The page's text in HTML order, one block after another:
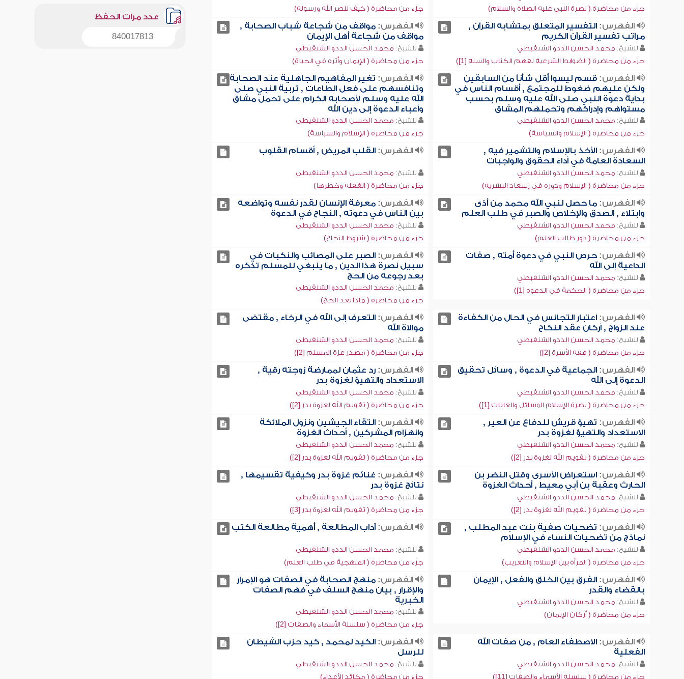
جزء من محاضرة ( نصرة النبي عليه الصلاة والسلام)
جزء من محاضرة ( كيف ننصر الله ورسوله)
الفهرس:التفسير المتعلق بمتشابه القرآن ,
مراتب تفسير القرآن الكريم
للشيخ: محمد الحسن الددو الشنقيطي
جزء من محاضرة ( الضوابط الشرعية لفهم الكتاب والسنة [1])
الفهرس: مواقف من شجاعة شباب الصحابة ,
مواقف من شجاعة أهل الإيمان
للشيخ: محمد الحسن الددو الشنقيطي
جزء من محاضرة ( الإيمان وأثره في الحياة)
الفهرس:قسم ليسوا أقل شأناً من السابقين
ولكن عليهم ضغوط للمجتمع , أقسام الناس في
بداية دعوة النبي صلى الله عليه وسلم بحسب
مستواهم وإدراكهم وتحملهم المشاق
للشيخ: محمد الحسن الددو الشنقيطي
جزء من محاضرة ( الإسلام والسياسة)
الفهرس: تغير المفاهيم الجاهلية عند الصحابة
وتنافسهم على فعل الطاعات , تربية النبي صلى
الله عليه وسلم لأصحابه الكرام على تحمل مشاق
وأعباء الدعوة إلى دين الله
للشيخ: محمد الحسن الددو الشنقيطي
جزء من محاضرة ( الإسلام والسياسة)
الفهرس:الأخذ بالإسلام والتشمير فيه ,
السعادة العامة في أداء الحقوق والواجبات
للشيخ: محمد الحسن الددو الشنقيطي
جزء من محاضرة ( الإسلام ودوره في إسعاد البشرية)
الفهرس: القلب المريض , أقسام القلوب
للشيخ: محمد الحسن الددو الشنقيطي
جزء من محاضرة ( الغفلة وخطرها)
الفهرس:ما حصل لنبي الله محمد من أذى
وابتلاء , الصدق والإخلاص والصبر في طلب العلم
للشيخ: محمد الحسن الددو الشنقيطي
جزء من محاضرة ( دور طالب العلم)
الفهرس: معرفة الإنسان لقدر نفسه وتواضعه
بين الناس في دعوته , النجاح في الدعوة
للشيخ: محمد الحسن الددو الشنقيطي
جزء من محاضرة ( شروط النجاح)
الفهرس:حرص النبي في دعوة أمته , صفات
الداعية إلى الله
للشيخ: محمد الحسن الددو الشنقيطي
جزء من محاضرة ( الحكمة في الدعوة [1])
الفهرس: الصبر على المصائب والنكبات في
سبيل نصرة هذا الدين , ما ينبغي للمسلم تذكره
بعد رجوعه من الحج
للشيخ: محمد الحسن الددو الشنقيطي
جزء من محاضرة ( ماذا بعد الحج)
الفهرس:اعتبار التجانس في الحال من الكفاءة
عند الزواج , أركان عقد النكاح
للشيخ: محمد الحسن الددو الشنقيطي
جزء من محاضرة ( فقه الأسرة [2])
الفهرس: التعرف إلى الله في الرخاء , مقتضى
موالاة الله
للشيخ: محمد الحسن الددو الشنقيطي
جزء من محاضرة ( مصدر عزة المسلم [2])
الفهرس:الجماعية في الدعوة , وسائل تحقيق
الدعوة إلى الله
للشيخ: محمد الحسن الددو الشنقيطي
جزء من محاضرة ( نصرة الإسلام الوسائل والغايات [1])
الفهرس: رد عثمان لممارضة زوجته رقية ,
الاستعداد والتهيؤ لغزوة بدر
للشيخ: محمد الحسن الددو الشنقيطي
جزء من محاضرة ( تقويم الله لغزوة بدر [2])
الفهرس: تهيؤ قريش للدفاع عن العير ,
الاستعداد والتهيؤ لغزوة بدر
للشيخ: محمد الحسن الددو الشنقيطي
جزء من محاضرة ( تقويم الله لغزوة بدر [2])
الفهرس: التقاء الجيشين ونزول الملائكة
وانهزام المشركين , أحداث الغزوة
للشيخ: محمد الحسن الددو الشنقيطي
جزء من محاضرة ( تقويم الله لغزوة بدر [2])
الفهرس:استعراض الأسرى وقتل النضر بن
الحارث وعقبة بن أبي معيط , أحداث الغزوة
للشيخ: محمد الحسن الددو الشنقيطي
جزء من محاضرة ( تقويم الله لغزوة بدر [2])
الفهرس: غنائم غزوة بدر وكيفية تقسيمها ,
نتائج غزوة بدر
للشيخ: محمد الحسن الددو الشنقيطي
جزء من محاضرة ( تقويم الله لغزوة بدر [3])
الفهرس: تضحيات صفية بنت عبد المطلب ,
نماذج من تضحيات النساء في الإسلام
للشيخ: محمد الحسن الددو الشنقيطي
جزء من محاضرة ( المرأة بين الإسلام والتغريب)
الفهرس: آداب المطالعة , أهمية مطالعة الكتب
للشيخ: محمد الحسن الددو الشنقيطي
جزء من محاضرة ( المنهجية في طلب العلم)
الفهرس:الفرق بين الخلق والفعل , الإيمان
بالقضاء والقدر
للشيخ: محمد الحسن الددو الشنقيطي
جزء من محاضرة ( أركان الإيمان)
الفهرس: منهج الصحابة في الصفات هو الإمرار
والإقرار , بيان منهج السلف في فهم الصفات
الخبرية
للشيخ: محمد الحسن الددو الشنقيطي
جزء من محاضرة ( سلسلة الأسماء والصفات [2])
الفهرس:الاصطفاء العام , من صفات الله
الفعلية
للشيخ: محمد الحسن الددو الشنقيطي
جزء من محاضرة ( سلسلة الأسماء والصفات [11])
الفهرس: الكيد لمحمد , كيد حزب الشيطان
للرسل
للشيخ: محمد الحسن الددو الشنقيطي
جزء من محاضرة ( مكائد الأعداء)
عدد مرات الحفظ
840017813